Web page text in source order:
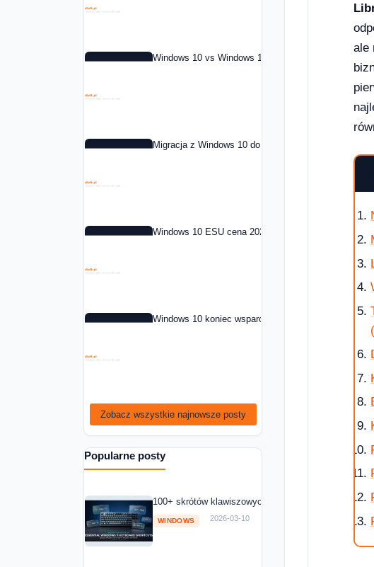
Windows 10 vs Windows 11: czy warto aktualizowac
Migracja z Windows 10 do Windows 11 krok po kroku
Windows 10 ESU cena 2026: co to jest i jak kupic?
Windows 10 koniec wsparcia: co dalej w 2026 roku?
Zobacz wszystkie najnowsze posty
Popularne posty
100+ skrótów klawiszowych Windows 11 i 10 —
WINDOWS 2026-03-10
ale